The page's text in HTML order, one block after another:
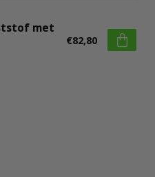
met
€82,80